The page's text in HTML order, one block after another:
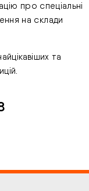
про спеціальні
на склади
та